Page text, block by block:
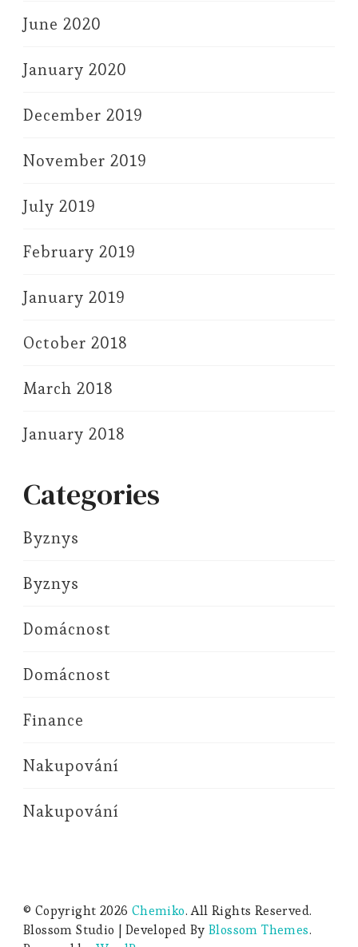
June 2020
January 2020
December 2019
November 2019
July 2019
February 2019
January 2019
October 2018
March 2018
January 2018
Categories
Byznys
Byznys
Domácnost
Domácnost
Finance
Nakupování
Nakupování
© Copyright 2026 Chemiko. All Rights Reserved.
Blossom Studio | Developed By Blossom Themes.